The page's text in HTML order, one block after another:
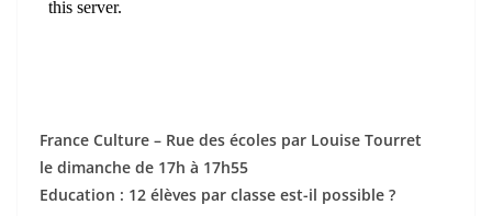
France Culture – Rue des écoles par Louise Tourret
le dimanche de 17h à 17h55
Education : 12 élèves par classe est-il possible ?